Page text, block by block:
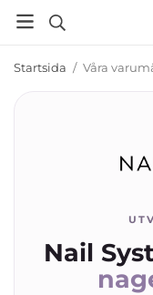
Startsida / Våra
Nail